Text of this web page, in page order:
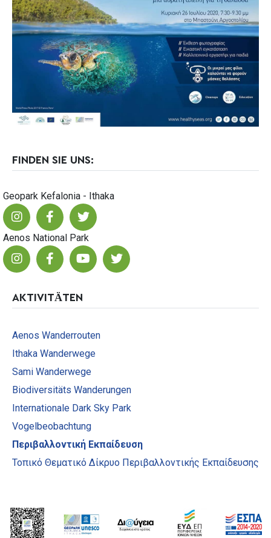
FINDEN SIE UNS:
Geopark Kefalonia - Ithaka
Aenos National Park
AKTIVITÄTEN
Aenos Wanderrouten
Ithaka Wanderwege
Sami Wanderwege
Biodiversitäts Wanderungen
Internationale Dark Sky Park
Vogelbeobachtung
Περιβαλλοντική Εκπαίδευση
Τοπικό Θεματικό Δίκρυο Περιβαλλοντικής Εκπαίδευσης